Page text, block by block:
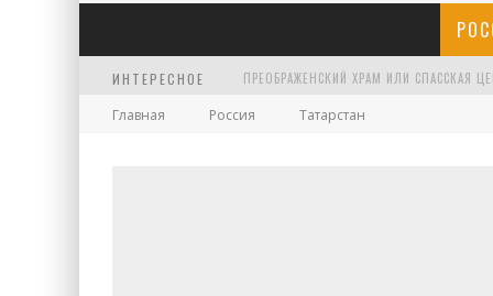
ИНТЕРЕСНОЕ
Главная Россия Татарстан